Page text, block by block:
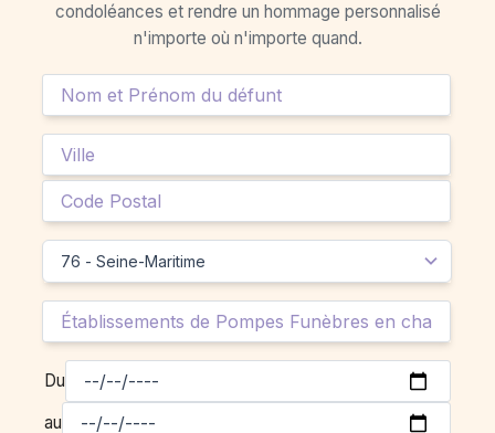
condoléances et rendre un hommage personnalisé
n'importe où n'importe quand.
Du
au